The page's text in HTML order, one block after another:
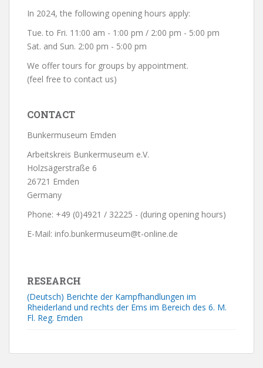
In 2024, the following opening hours apply:
Tue. to Fri. 11:00 am - 1:00 pm / 2:00 pm - 5:00 pm
Sat. and Sun. 2:00 pm - 5:00 pm
We offer tours for groups by appointment.
(feel free to contact us)
CONTACT
Bunkermuseum Emden
Arbeitskreis Bunkermuseum e.V.
Holzsägerstraße 6
26721 Emden
Germany
Phone: +49 (0)4921 / 32225 - (during opening hours)
E-Mail: info.bunkermuseum@t-online.de
RESEARCH
(Deutsch) Berichte der Kampfhandlungen im
Rheiderland und rechts der Ems im Bereich des 6. M.
Fl. Reg. Emden